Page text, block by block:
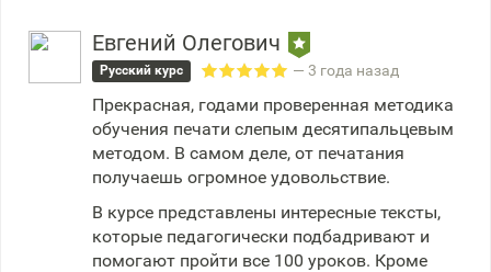
Евгений Олегович
Русский курс — 3 года назад
Прекрасная, годами проверенная методика
обучения печати слепым десятипальцевым
методом. В самом деле, от печатания
получаешь огромное удовольствие.
В курсе представлены интересные тексты,
которые педагогически подбадривают и
помогают пройти все 100 уроков. Кроме